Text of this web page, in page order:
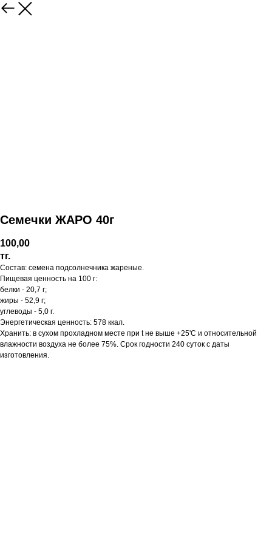
Семечки ЖАРО 40г
100,00
тг.
Состав: семена подсолнечника жареные.
Пищевая ценность на 100 г:
белки - 20,7 г;
жиры - 52,9 г;
углеводы - 5,0 г.
Энергетическая ценность: 578 ккал.
Хранить: в сухом прохладном месте при t не выше +25'C и относительной
влажности воздуха не более 75%. Срок годности 240 суток с даты
изготовления.